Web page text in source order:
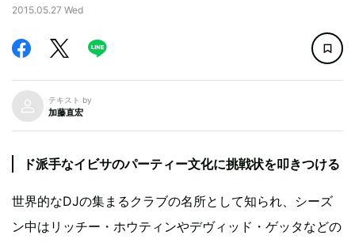
2015.05.27 Wed
テキスト by
加藤直宏
ド派手なイビサのパーティー文化に挑戦状を叩きつける
世界的なDJの集まるクラブの名所として知られ、シーズ
ン中はリッチー・ホウティンやデヴィッド・ゲッタなどの